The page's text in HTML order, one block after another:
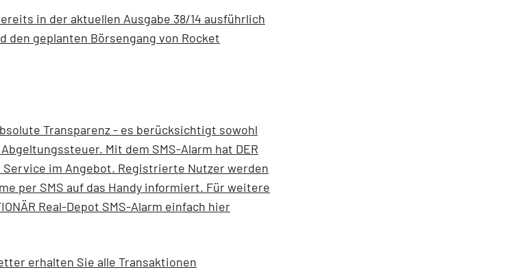
in der aktuellen Ausgabe 38/14 ausführlich
den geplanten Börsengang von Rocket
Transparenz - es berücksichtigt sowohl
Mit dem SMS-Alarm hat DER
Service im Angebot. Registrierte Nutzer werden
per SMS auf das Handy informiert. Für weitere
Real-Depot SMS-Alarm einfach hier
erhalten Sie alle Transaktionen